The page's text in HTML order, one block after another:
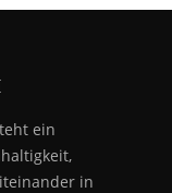
ein
in